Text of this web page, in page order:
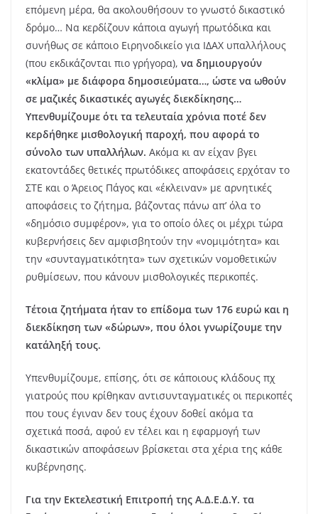
επόμενη μέρα, θα ακολουθήσουν το γνωστό δικαστικό
δρόμο… Να κερδίζουν κάποια αγωγή πρωτόδικα και
συνήθως σε κάποιο Ειρηνοδικείο για ΙΔΑΧ υπαλλήλους
(που εκδικάζονται πιο γρήγορα), να δημιουργούν
«κλίμα» με διάφορα δημοσιεύματα…, ώστε να ωθούν
σε μαζικές δικαστικές αγωγές διεκδίκησης…
Υπενθυμίζουμε ότι τα τελευταία χρόνια ποτέ δεν
κερδήθηκε μισθολογική παροχή, που αφορά το
σύνολο των υπαλλήλων. Ακόμα κι αν είχαν βγει
εκατοντάδες θετικές πρωτόδικες αποφάσεις ερχόταν το
ΣΤΕ και ο Άρειος Πάγος και «έκλειναν» με αρνητικές
αποφάσεις το ζήτημα, βάζοντας πάνω απ’ όλα το
«δημόσιο συμφέρον», για το οποίο όλες οι μέχρι τώρα
κυβερνήσεις δεν αμφισβητούν την «νομιμότητα» και
την «συνταγματικότητα» των σχετικών νομοθετικών
ρυθμίσεων, που κάνουν μισθολογικές περικοπές.
Τέτοια ζητήματα ήταν το επίδομα των 176 ευρώ και η
διεκδίκηση των «δώρων», που όλοι γνωρίζουμε την
κατάληξή τους.
Υπενθυμίζουμε, επίσης, ότι σε κάποιους κλάδους πχ
γιατρούς που κρίθηκαν αντισυνταγματικές οι περικοπές
που τους έγιναν δεν τους έχουν δοθεί ακόμα τα
σχετικά ποσά, αφού εν τέλει και η εφαρμογή των
δικαστικών αποφάσεων βρίσκεται στα χέρια της κάθε
κυβέρνησης.
Για την Εκτελεστική Επιτροπή της Α.Δ.Ε.Δ.Υ. τα